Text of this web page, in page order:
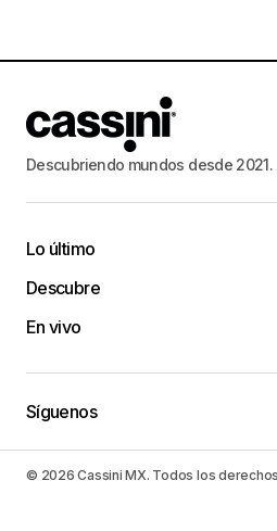
Descubriendo mundos desde 2021.
Lo último
Descubre
En vivo
Síguenos
© 2026 Cassini MX. Todos los